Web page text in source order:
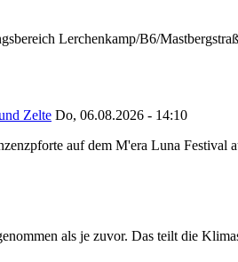
Lerchenkamp/B6/
Zelte Do, 06.08.2026 - 14:10
auf dem M'era Luna Festival
als je zuvor. Das teilt die